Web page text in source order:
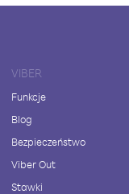
VIBER
Funkcje
Blog
Bezpieczeństwo
Viber Out
Stawki